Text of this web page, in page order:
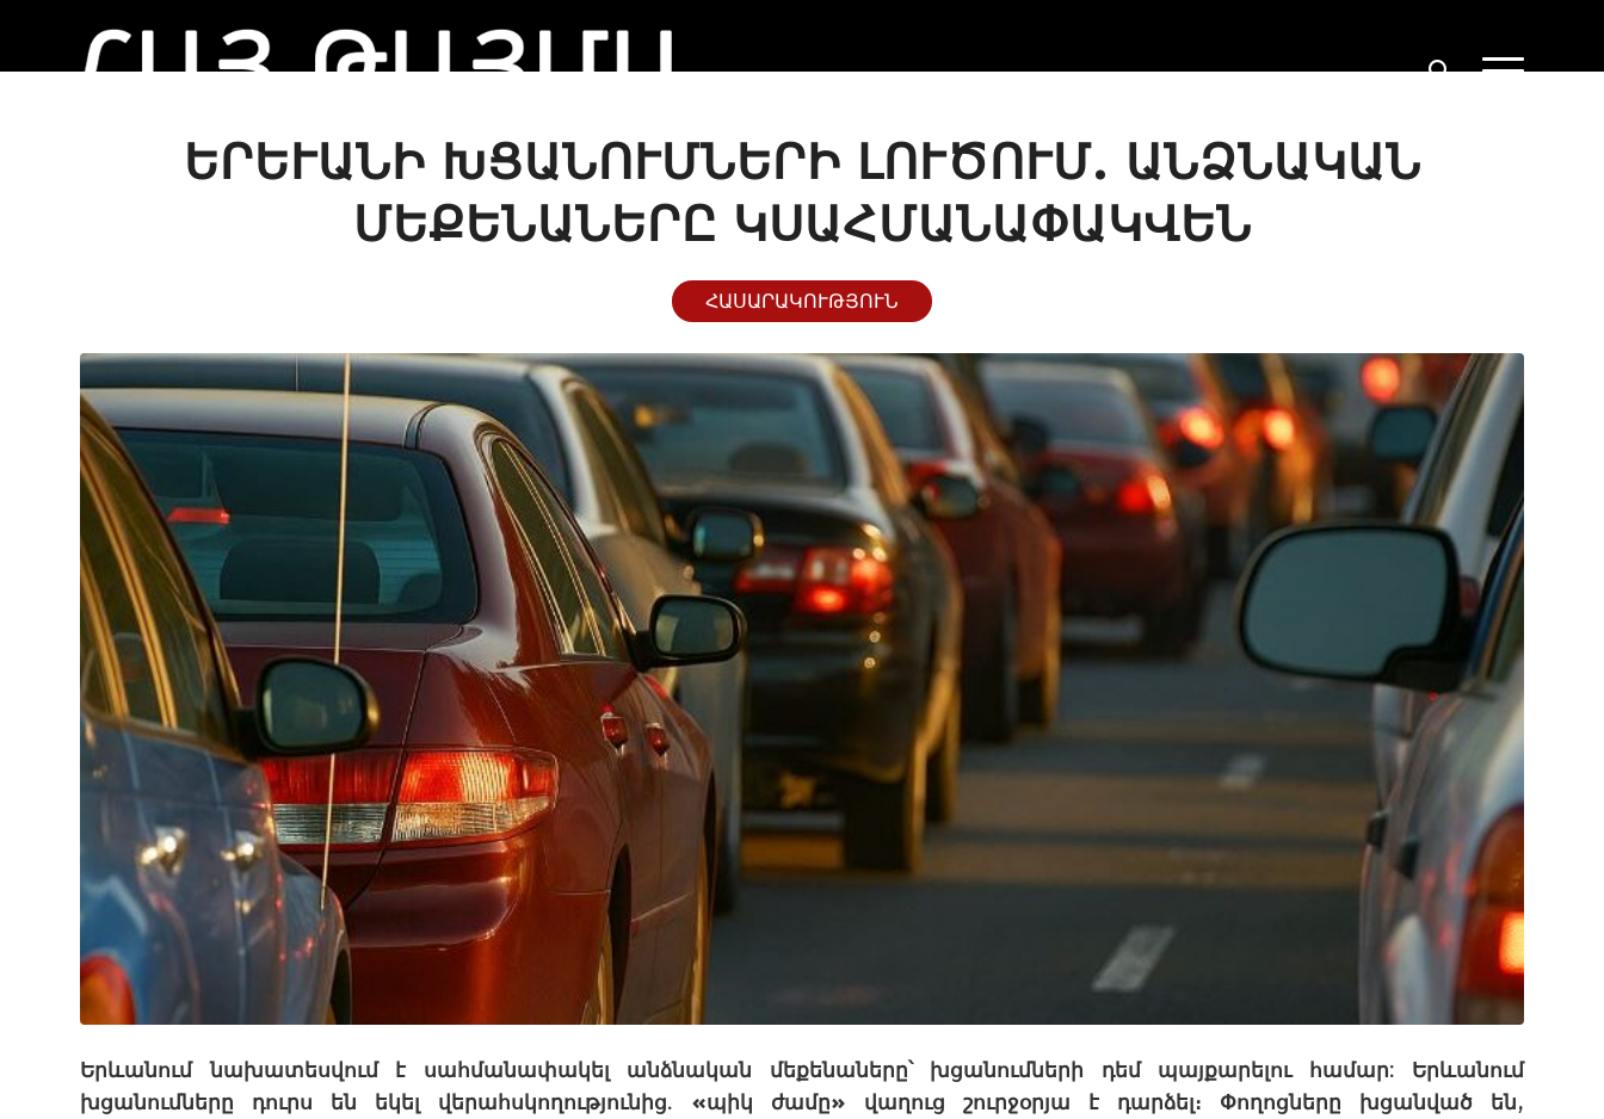
ԵՐԵՒԱՆԻ ԽՑԱՆՈՒՄՆԵՐԻ ԼՈՒԾՈՒՄ. ԱՆՁՆԱԿԱՆ Մ
ԵՔԵՆԱՆԵՐԸ ԿՍԱՀՄԱՆԱՓԱԿՎԵՆ
ՀԱՍԱՐԱԿՈՒԹՅՈՒՆ
Երևանում նախատեսվում է սահմանափակել անձնական մեքենաները՝ խցանումների դեմ պայքարելու համար: Երևանում
խցանումները դուրս են եկել վերահսկողությունից. «պիկ ժամը» վաղուց շուրջօրյա է դարձել։ Փողոցները խցանված են,